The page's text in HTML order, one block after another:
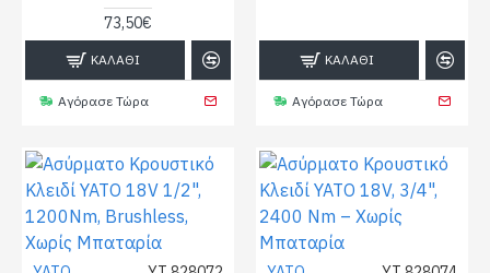
73,50€
ΚΑΛΆΘΙ
Αγόρασε Τώρα
ΚΑΛΆΘΙ
Αγόρασε Τώρα